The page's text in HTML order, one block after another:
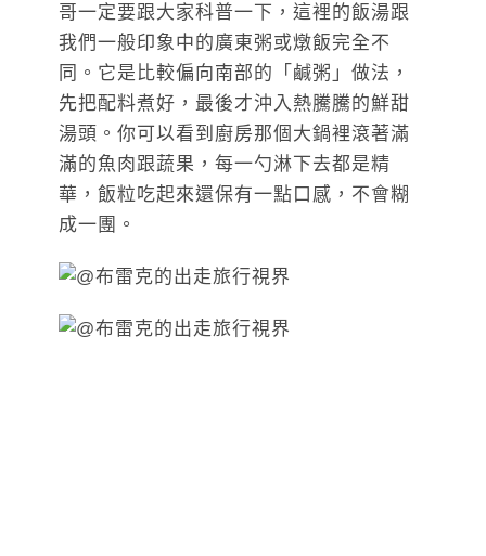
哥一定要跟大家科普一下，這裡的飯湯跟
我們一般印象中的廣東粥或燉飯完全不
同。它是比較偏向南部的「鹹粥」做法，
先把配料煮好，最後才沖入熱騰騰的鮮甜
湯頭。你可以看到廚房那個大鍋裡滾著滿
滿的魚肉跟蔬果，每一勺淋下去都是精
華，飯粒吃起來還保有一點口感，不會糊
成一團。